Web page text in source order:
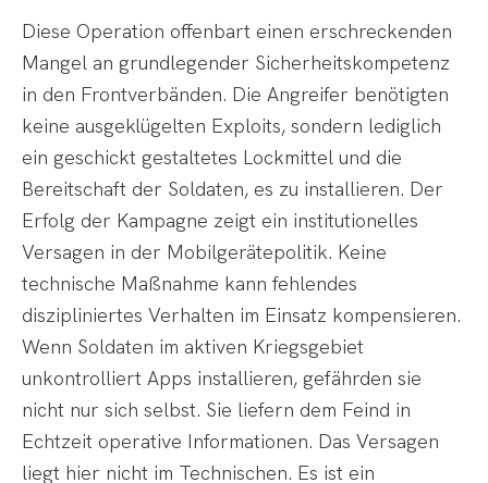
Diese Operation offenbart einen erschreckenden
Mangel an grundlegender Sicherheitskompetenz
in den Frontverbänden. Die Angreifer benötigten
keine ausgeklügelten Exploits, sondern lediglich
ein geschickt gestaltetes Lockmittel und die
Bereitschaft der Soldaten, es zu installieren. Der
Erfolg der Kampagne zeigt ein institutionelles
Versagen in der Mobilgerätepolitik. Keine
technische Maßnahme kann fehlendes
diszipliniertes Verhalten im Einsatz kompensieren.
Wenn Soldaten im aktiven Kriegsgebiet
unkontrolliert Apps installieren, gefährden sie
nicht nur sich selbst. Sie liefern dem Feind in
Echtzeit operative Informationen. Das Versagen
liegt hier nicht im Technischen. Es ist ein